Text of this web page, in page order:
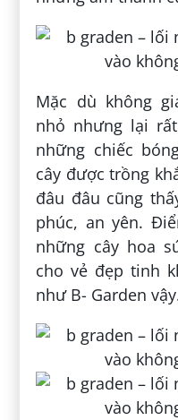
Mặc dù không
nhỏ nhưng lại
những chiếc
cây được trồng
đâu đâu cũng
phúc, an yên.
những cây hoa
cho vẻ đẹp tinh
như B- Garden